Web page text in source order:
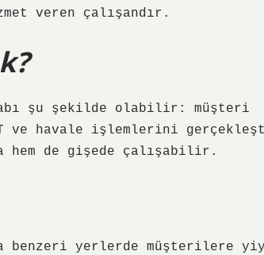
veren çalışandır.
şu şekilde olabilir: müşteri
ve havale işlemlerini
hem de gişede çalışabilir.
yerlerde müşterilere